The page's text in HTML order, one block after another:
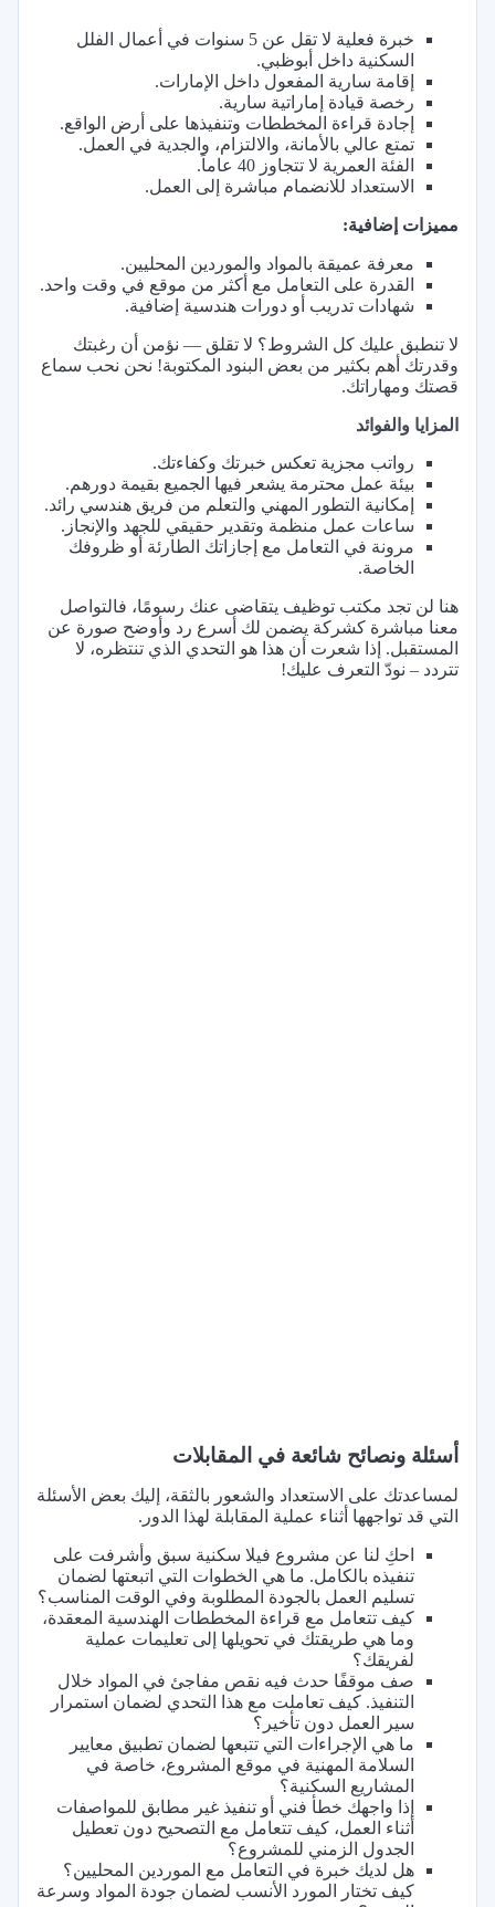
خبرة فعلية لا تقل عن 5 سنوات في أعمال الفلل
السكنية داخل أبوظبي.
إقامة سارية المفعول داخل الإمارات.
رخصة قيادة إماراتية سارية.
إجادة قراءة المخططات وتنفيذها على أرض الواقع.
تمتع عالي بالأمانة، والالتزام، والجدية في العمل.
الفئة العمرية لا تتجاوز 40 عاماً.
الاستعداد للانضمام مباشرة إلى العمل.
مميزات إضافية:
معرفة عميقة بالمواد والموردين المحليين.
القدرة على التعامل مع أكثر من موقع في وقت واحد.
شهادات تدريب أو دورات هندسية إضافية.
لا تنطبق عليك كل الشروط؟ لا تقلق — نؤمن أن رغبتك
وقدرتك أهم بكثير من بعض البنود المكتوبة! نحن نحب سماع
قصتك ومهاراتك.
المزايا والفوائد
رواتب مجزية تعكس خبرتك وكفاءتك.
بيئة عمل محترمة يشعر فيها الجميع بقيمة دورهم.
إمكانية التطور المهني والتعلم من فريق هندسي رائد.
ساعات عمل منظمة وتقدير حقيقي للجهد والإنجاز.
مرونة في التعامل مع إجازاتك الطارئة أو ظروفك
الخاصة.
هنا لن تجد مكتب توظيف يتقاضى عنك رسومًا، فالتواصل
معنا مباشرة كشركة يضمن لك أسرع رد وأوضح صورة عن
المستقبل. إذا شعرت أن هذا هو التحدي الذي تنتظره، لا
تتردد – نودّ التعرف عليك!
أسئلة ونصائح شائعة في المقابلات
لمساعدتك على الاستعداد والشعور بالثقة، إليك بعض الأسئلة
التي قد تواجهها أثناء عملية المقابلة لهذا الدور.
احكِ لنا عن مشروع فيلا سكنية سبق وأشرفت على
تنفيذه بالكامل. ما هي الخطوات التي اتبعتها لضمان
تسليم العمل بالجودة المطلوبة وفي الوقت المناسب؟
كيف تتعامل مع قراءة المخططات الهندسية المعقدة،
وما هي طريقتك في تحويلها إلى تعليمات عملية
لفريقك؟
صف موقفًا حدث فيه نقص مفاجئ في المواد خلال
التنفيذ. كيف تعاملت مع هذا التحدي لضمان استمرار
سير العمل دون تأخير؟
ما هي الإجراءات التي تتبعها لضمان تطبيق معايير
السلامة المهنية في موقع المشروع، خاصة في
المشاريع السكنية؟
إذا واجهك خطأ فني أو تنفيذ غير مطابق للمواصفات
أثناء العمل، كيف تتعامل مع التصحيح دون تعطيل
الجدول الزمني للمشروع؟
هل لديك خبرة في التعامل مع الموردين المحليين؟
كيف تختار المورد الأنسب لضمان جودة المواد وسرعة